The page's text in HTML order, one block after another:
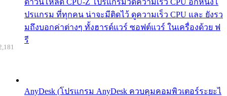
ดาวน์โหลด CPU-Z โปรแกรมวัดความเร็ว CPU อีกหนึ่งโ
ปรแกรม ที่ทุกคน น่าจะมีติดไว้ ดูความเร็ว CPU และ ยังรว
มถึงบอกค่าต่างๆ ทั้งฮารด์แวร์ ซอฟต์แวร์ ในเครื่องด้วย ฟ
รี
AnyDesk (โปรแกรม AnyDesk ควบคุมคอมพิวเตอร์ระยะไ